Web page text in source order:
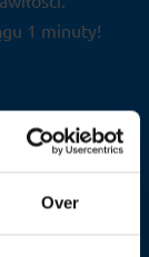
Over
1 minuty!
od razu
na